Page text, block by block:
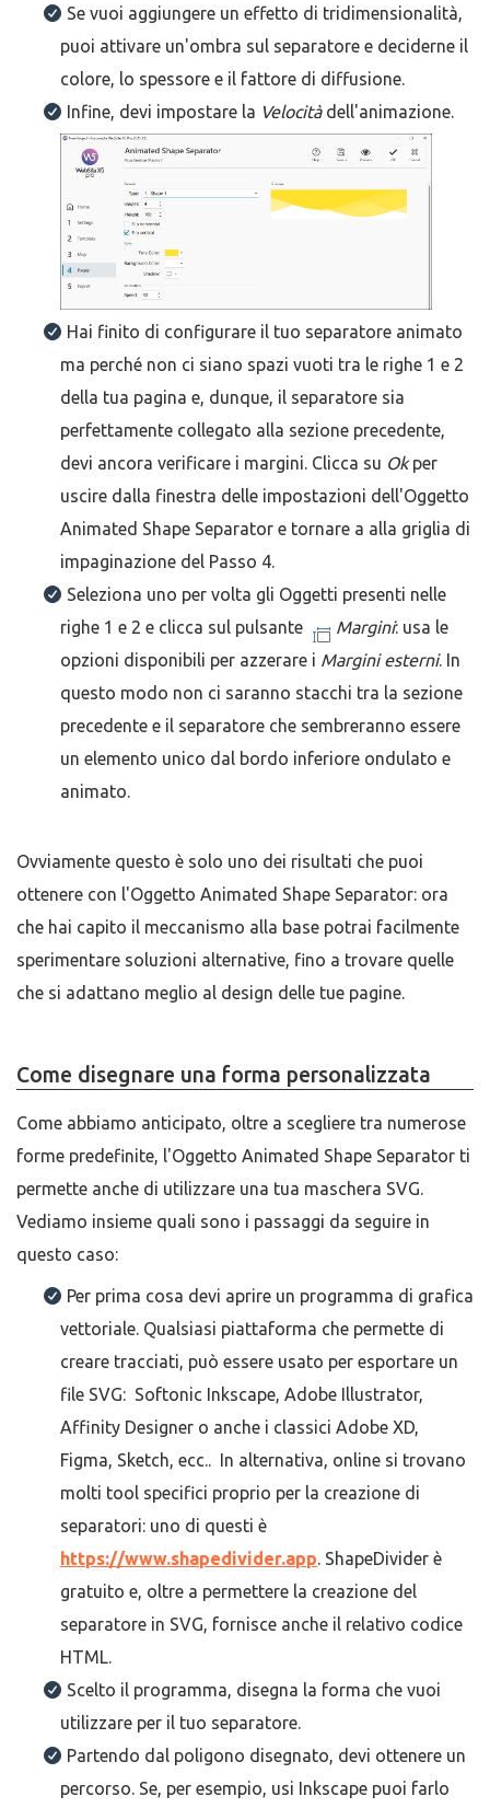
Se vuoi aggiungere un effetto di tridimensionalità,
puoi attivare un'ombra sul separatore e deciderne il
colore, lo spessore e il fattore di diffusione.
Infine, devi impostare la Velocità dell'animazione.
Hai finito di configurare il tuo separatore animato
ma perché non ci siano spazi vuoti tra le righe 1 e 2
della tua pagina e, dunque, il separatore sia
perfettamente collegato alla sezione precedente,
devi ancora verificare i margini. Clicca su Okper
uscire dalla finestra delle impostazioni dell'Oggetto
Animated Shape Separator e tornare a alla griglia di
impaginazione del Passo 4.
Seleziona uno per volta gli Oggetti presenti nelle
righe 1 e 2 e clicca sul pulsante
Margini: usa le
opzioni disponibili per azzerare i Margini esterni. In
questo modo non ci saranno stacchi tra la sezione
precedente e il separatore che sembreranno essere
un elemento unico dal bordo inferiore ondulato e
animato.
Ovviamente questo è solo uno dei risultati che puoi
ottenere con l'Oggetto Animated Shape Separator: ora
che hai capito il meccanismo alla base potrai facilmente
sperimentare soluzioni alternative, fino a trovare quelle
che si adattano meglio al design delle tue pagine.
Come disegnare una forma personalizzata
Come abbiamo anticipato, oltre a scegliere tra numerose
forme predefinite, l'Oggetto Animated Shape Separator ti
permette anche di utilizzare una tua maschera SVG.
Vediamo insieme quali sono i passaggi da seguire in
questo caso:
Per prima cosa devi aprire un programma di grafica
vettoriale. Qualsiasi piattaforma che permette di
creare tracciati, può essere usato per esportare un
file SVG: Softonic Inkscape, Adobe Illustrator,
Affinity Designer o anche i classici Adobe XD,
Figma, Sketch, ecc.. In alternativa, online si trovano
molti tool specifici proprio per la creazione di
separatori: uno di questi è
https://www.shapedivider.app ShapeDivider è
gratuito e, oltre a permettere la creazione del
separatore in SVG, fornisce anche il relativo codice
HTML.
Scelto il programma, disegna la forma che vuoi
utilizzare per il tuo separatore.
Partendo dal poligono disegnato, devi ottenere un
percorso. Se, per esempio, usi Inkscape puoi farlo